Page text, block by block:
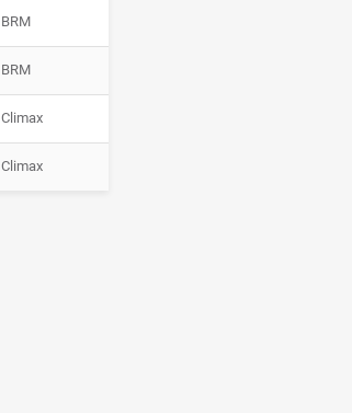
BRM
BRM
Climax
Climax